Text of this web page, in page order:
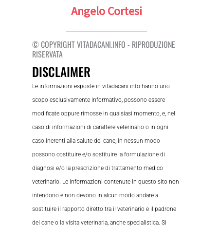
Angelo Cortesi
© COPYRIGHT VITADACANI.INFO - RIPRODUZIONE
RISERVATA
DISCLAIMER
Le informazioni esposte in vitadacani.info hanno uno
scopo esclusivamente informativo, possono essere
modificate oppure rimosse in qualsiasi momento, e, nel
caso di informazioni di carattere veterinario o in ogni
caso inerenti alla salute del cane, in nessun modo
possono costituire e/o sostituire la formulazione di
diagnosi e/o la prescrizione di trattamento medico
veterinario. Le informazioni contenute in questo sito non
intendono e non devono in alcun modo andare a
sostituire il rapporto diretto tra il veterinario e il padrone
del cane o la visita veterinaria, anche specialistica. Si